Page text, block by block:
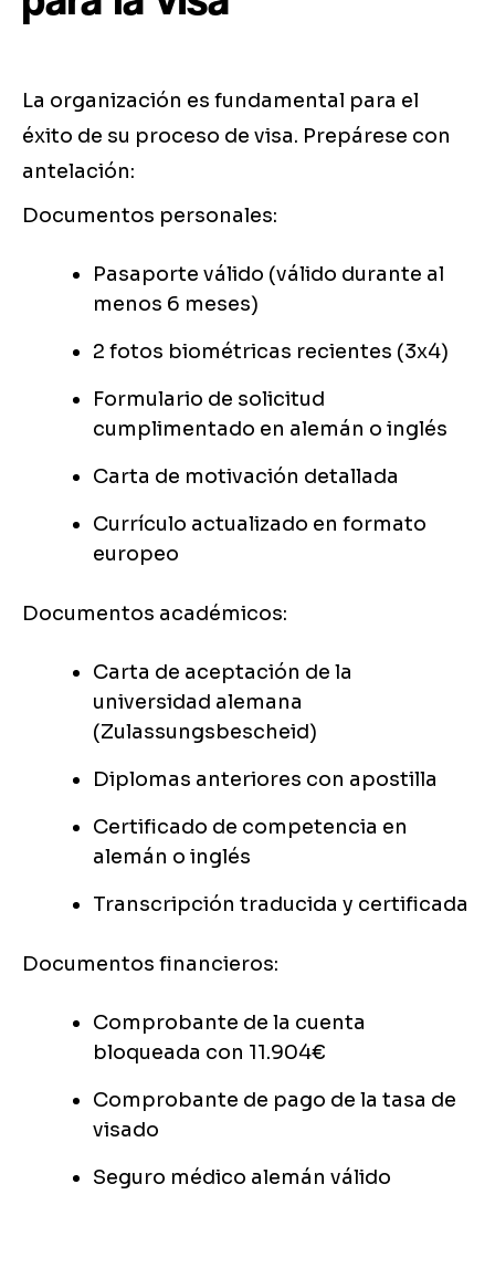
La organización es fundamental para el
éxito de su proceso de visa. Prepárese con
antelación:
Documentos personales:
Pasaporte válido (válido durante al
menos 6 meses)
2 fotos biométricas recientes (3x4)
Formulario de solicitud
cumplimentado en alemán o inglés
Carta de motivación detallada
Currículo actualizado en formato
europeo
Documentos académicos:
Carta de aceptación de la
universidad alemana
(Zulassungsbescheid)
Diplomas anteriores con apostilla
Certificado de competencia en
alemán o inglés
Transcripción traducida y certificada
Documentos financieros:
Comprobante de la cuenta
bloqueada con 11.904€
Comprobante de pago de la tasa de
visado
Seguro médico alemán válido